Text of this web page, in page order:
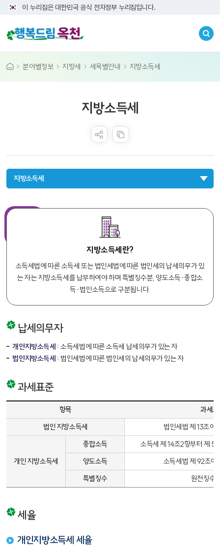
이 누리집은 대한민국 공식 전자정부 누리집입니다.
분야별정보 지방세 세목별안내 지방소득세
지방소득세
지방소득세
지방소득세란?
소득세법에 따른 소득세 또는 법인세법에 따른 법인세의 납세의무가 있
는 자는 지방소득세를 납부하여야 하며 특별징수분, 양도소득·종합소
득·법인소득으로 구분됩니다.
납세의무자
개인지방소득세 : 소득세법에 따른 소득세 납세의무가 있는 자
법인지방소득세 : 법인세법에 따른 법인세의 납세의무가 있는 자
과세표준
항목
과세
법인 지방소득세
법인세법 제 13조에
개인 지방소득세
종합소득
소득세 제 14조2항부터 제 5
양도소득
소득세법 제 92조에
특별징수
원천징수
세율
개인지방소득세 세율